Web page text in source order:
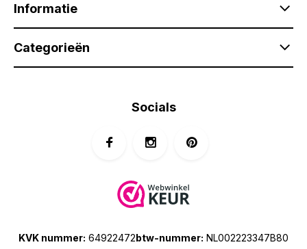
Informatie
Categorieën
KVK nummer: 64922472btw-nummer: NL002223347B80
Socials